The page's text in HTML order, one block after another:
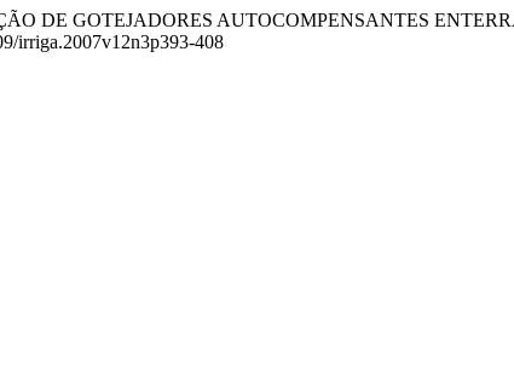
DE GOTEJADORES AUTOCOMPENSANTES
irriga.2007v12n3p393-408